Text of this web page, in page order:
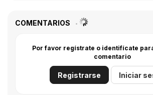
COMENTARIOS
Por favor regístrate o identifícate
comentario
Registrarse Iniciar